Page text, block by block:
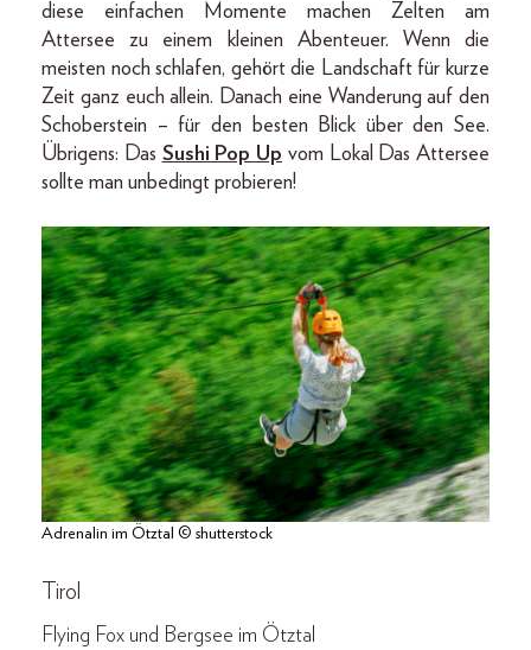
diese einfachen Momente machen Zelten am
Attersee zu einem kleinen Abenteuer. Wenn die
meisten noch schlafen, gehört die Landschaft für kurze
Zeit ganz euch allein. Danach eine Wanderung auf den
Schoberstein – für den besten Blick über den See.
Übrigens: Das Sushi Pop Up vom Lokal Das Attersee
sollte man unbedingt probieren!
Adrenalin im Ötztal © shutterstock
Tirol
Flying Fox und Bergsee im Ötztal